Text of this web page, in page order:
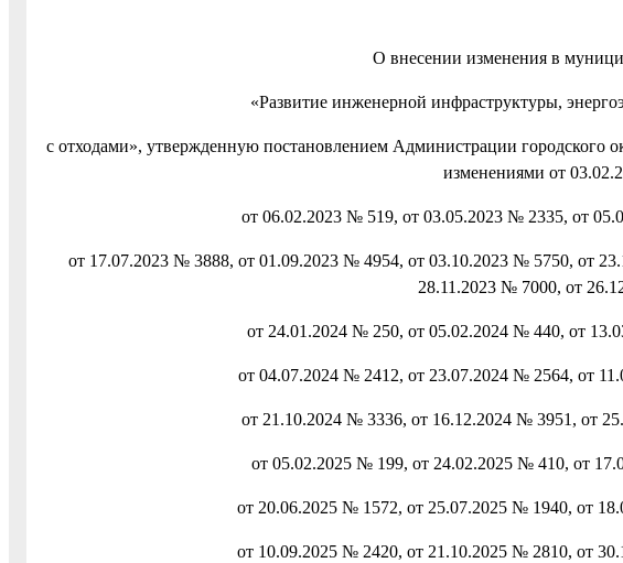
О внесении изменения в
«Развитие инженерной инфраструктуры,
с отходами», утвержденную постановлением Администрации городского
изменениями от
от 06.02.2023 № 519, от 03.05.2023 № 2335, от
от 17.07.2023 № 3888, от 01.09.2023 № 4954, от 03.10.2023 № 5750, от
28.11.2023 № 7000, от
от 24.01.2024 № 250, от 05.02.2024 № 440, от
от 04.07.2024 № 2412, от 23.07.2024 № 2564, от
от 21.10.2024 № 3336, от 16.12.2024 № 3951, от
от 05.02.2025 № 199, от 24.02.2025 № 410, от
от 20.06.2025 № 1572, от 25.07.2025 № 1940, от
от 10.09.2025 № 2420, от 21.10.2025 № 2810, от